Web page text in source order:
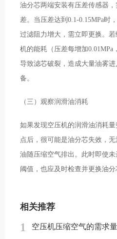
油分芯两端安装有压差传感器
差。当压差达到0.1-0.15MPa时
过滤阻力增大，需立即更换。
机的能耗（压差每增加
导致滤芯破裂，造成大量油雾
备。
（三）观察润滑油消耗
如果发现空压机的润滑油消耗
点后，很可能是油分芯失效，
油随压缩空气排出。此时即使
阈值，也应及时检查并更换油分
相关推荐
1 空压机压缩空气的需求